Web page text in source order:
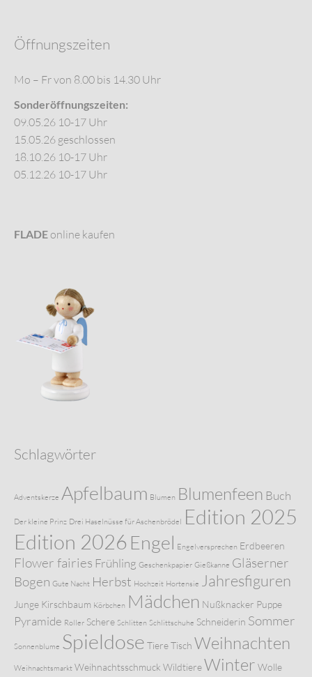
Öffnungszeiten
Mo – Fr von 8.00 bis 14.30 Uhr
Sonderöffnungszeiten:
09.05.26 10-17 Uhr
15.05.26 geschlossen
18.10.26 10-17 Uhr
05.12.26 10-17 Uhr
FLADE online kaufen
Schlagwörter
Adventskerze Apfelbaum Blumen Blumenfeen Buch
Der kleine Prinz Drei Haselnüsse für Aschenbrödel Edition 2025
Edition 2026 Engel Engelversprechen Erdbeeren
Flower fairies Frühling Geschenkpapier Gießkanne Gläserner
Bogen Gute Nacht Herbst Hochzeit Hortensie Jahresfiguren
Junge Kirschbaum Körbchen Mädchen Nußknacker Puppe
Pyramide Roller Schere Schlitten Schlittschuhe Schneiderin Sommer
Sonnenblume Spieldose TiereTisch Weihnachten
Weihnachtsmarkt Weihnachtsschmuck WildtiereWinter Wolle